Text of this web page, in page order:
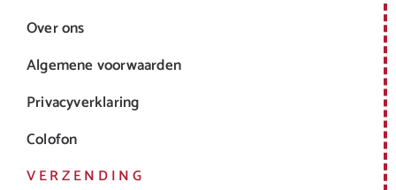
Over ons
Algemene voorwaarden
Privacyverklaring
Colofon
VERZENDING